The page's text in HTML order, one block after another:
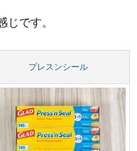
です。
プレスンシール